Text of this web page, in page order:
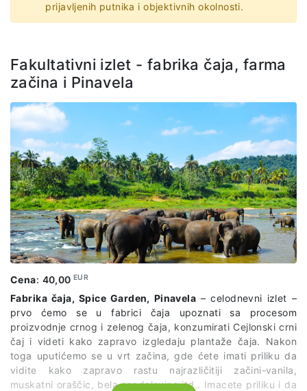
prijavljenih putnika i objektivnih okolnosti.
Fakultativni izlet - fabrika čaja, farma
začina i Pinavela
Cena: 40,00EUR
Fabrika čaja, Spice Garden, Pinavela – celodnevni izlet –
prvo ćemo se u fabrici čaja upoznati sa procesom
proizvodnje crnog i zelenog čaja, konzumirati Cejlonski crni
čaj i videti kako zapravo izgledaju plantaže čaja. Nakon
toga uputićemo se u vrt začina, gde ćete imati priliku da
vidite kako zapravo rastu najrazličitiji začini-vanila,
muskatni oraščic, bela sandalovina itd.. Imacete priliku i da